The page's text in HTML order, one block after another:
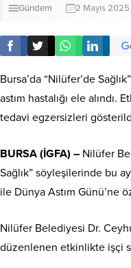
Gündem 2 Mayıs 2025
Bursa’da “Nilüfer’de
astım hastalığı ele alındı.
tedavi egzersizleri
BURSA (İGFA) – Nilüfer
Sağlık” söyleşilerinde bu
ile Dünya Astım Günü’ne
Nilüfer Belediyesi Dr.
düzenlenen etkinlikte işçi